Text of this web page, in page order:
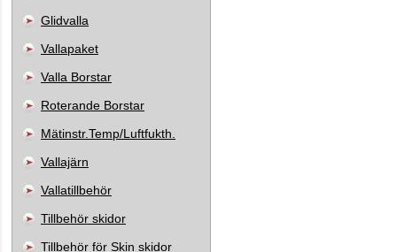
Glidvalla
Vallapaket
Valla Borstar
Roterande Borstar
Mätinstr.Temp/Luftfukth.
Vallajärn
Vallatillbehör
Tillbehör skidor
Tillbehör för Skin skidor